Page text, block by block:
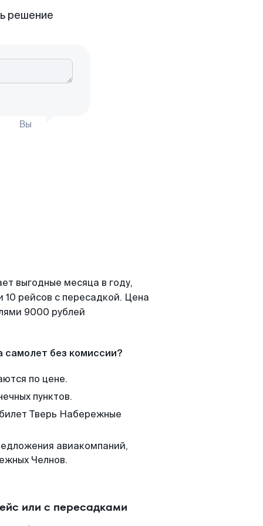
решение
Вы
выгодные месяца в году,
рейсов с пересадкой. Цена
9000 рублей
самолет без комиссии?
по цене.
пунктов.
Тверь Набережные
авиакомпаний,
Челнов.
или с пересадками